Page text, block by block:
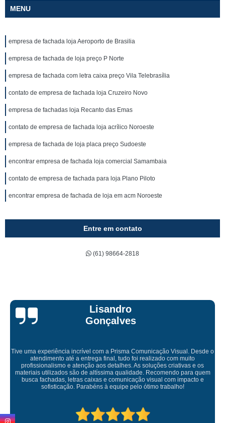
MENU
empresa de fachada loja Aeroporto de Brasilia
empresa de fachada de loja preço P Norte
empresa de fachada com letra caixa preço Vila Telebrasília
contato de empresa de fachada loja Cruzeiro Novo
empresa de fachadas loja Recanto das Emas
contato de empresa de fachada loja acrílico Noroeste
empresa de fachada de loja placa preço Sudoeste
encontrar empresa de fachada loja comercial Samambaia
contato de empresa de fachada para loja Plano Piloto
encontrar empresa de fachada de loja em acm Noroeste
Entre em contato
(61) 98664-2818
Bruna Eduarda
Empresa maravilhosa, entregue antes do prazo e a instalação da lona
ficou perfeita, indico de olhos fechados